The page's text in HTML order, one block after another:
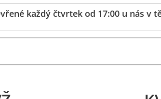
každý čtvrtek od 17:00 u nás v